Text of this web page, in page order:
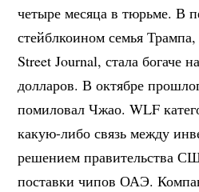
четыре месяца в тюрьме. В
стейблкоином семья
Street Journal, стала богаче
долларов. В октябре
помиловал Чжао. WLF
какую-либо связь между
решением правительства
поставки чипов ОАЭ.